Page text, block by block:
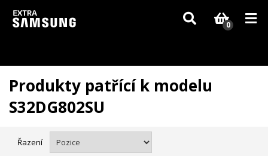
Vzhledem k aktuální situaci se může dodání dílů, které nejsou skladem,
zpozdit. Děkujeme za pochopení.
0
Produkty patřící k modelu
S32DG802SU
Řazení